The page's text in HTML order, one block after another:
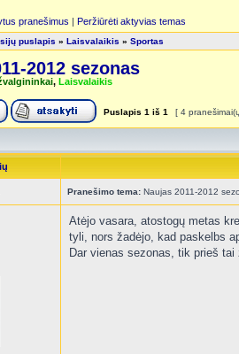
pranešimus | Peržiūrėti aktyvias temas
puslapis » Laisvalaikis » Sportas
2012 sezonas
, Laisvalaikis
Puslapis 1 iš 1 [ 4
Pranešimo tema: Naujas 2011-2012
Atėjo vasara, atostogų metas
tyli, nors žadėjo, kad paskelbs
Dar vienas sezonas, tik prieš